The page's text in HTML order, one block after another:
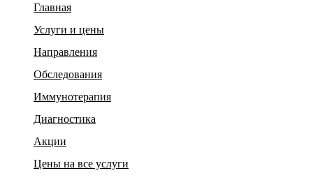
Главная
Услуги и цены
Направления
Обследования
Иммунотерапия
Диагностика
Акции
Цены на все услуги